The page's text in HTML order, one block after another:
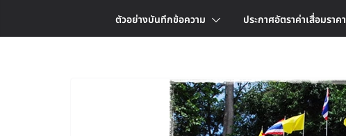
ตัวอย่างบันทึกข้อความ ประกาศอัตราค่าเสื่อมราคา